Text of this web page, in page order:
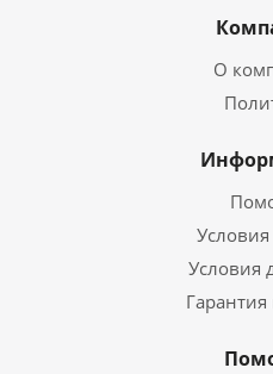
О
Условия